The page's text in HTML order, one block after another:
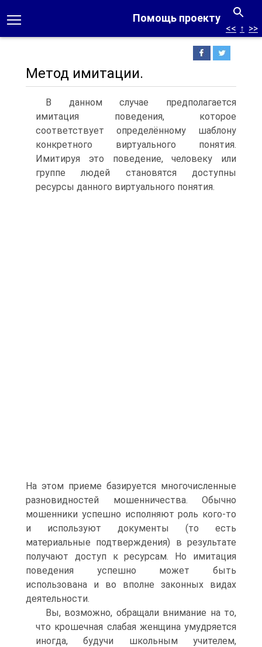
Помощь проекту
<< ↑ >>
Метод имитации.
В данном случае предполагается
имитация поведения, которое
соответствует определённому шаблону
конкретного виртуального понятия.
Имитируя это поведение, человеку или
группе людей становятся доступны
ресурсы данного виртуального понятия.
На этом приеме базируется многочисленные
разновидностей мошенничества. Обычно
мошенники успешно исполняют роль кого-то
и используют документы (то есть
материальные подтверждения) в результате
получают доступ к ресурсам. Но имитация
поведения успешно может быть
использована и во вполне законных видах
деятельности.
Вы, возможно, обращали внимание на то,
что крошечная слабая женщина умудряется
иногда, будучи школьным учителем,